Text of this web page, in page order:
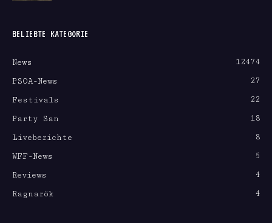
BELIEBTE KATEGORIE
News
12474
PSOA-News
27
Festivals
22
Party San
18
Liveberichte
8
WFF-News
5
Reviews
4
Ragnarök
4